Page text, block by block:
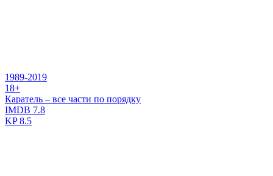
1989-2019
18+
Каратель – все части по порядку
IMDB 7.8
KP8.5